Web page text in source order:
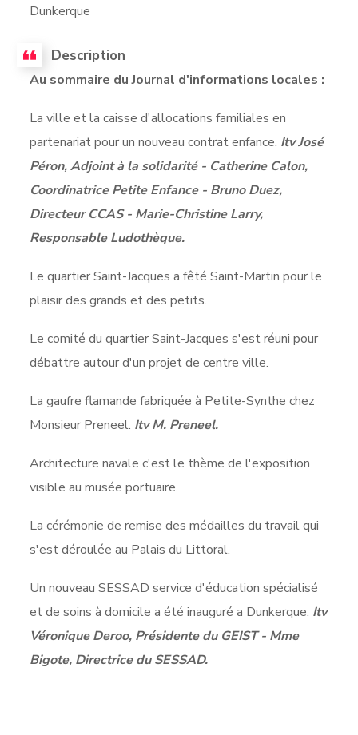
Dunkerque
Description
Au sommaire du Journal d'informations locales :
La ville et la caisse d'allocations familiales en
partenariat pour un nouveau contrat enfance. Itv José
Péron, Adjoint à la solidarité - Catherine Calon,
Coordinatrice Petite Enfance - Bruno Duez,
Directeur CCAS - Marie-Christine Larry,
Responsable Ludothèque.
Le quartier Saint-Jacques a fêté Saint-Martin pour le
plaisir des grands et des petits.
Le comité du quartier Saint-Jacques s'est réuni pour
débattre autour d'un projet de centre ville.
La gaufre flamande fabriquée à Petite-Synthe chez
Monsieur Preneel. Itv M. Preneel.
Architecture navale c'est le thème de l'exposition
visible au musée portuaire.
La cérémonie de remise des médailles du travail qui
s'est déroulée au Palais du Littoral.
Un nouveau SESSAD service d'éducation spécialisé
et de soins à domicile a été inauguré a Dunkerque. Itv
Véronique Deroo, Présidente du GEIST - Mme
Bigote, Directrice du SESSAD.